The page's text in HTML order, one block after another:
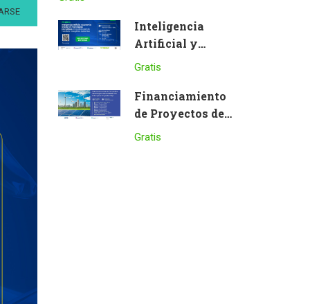
Componente Virtual
Inteligencia
Artificial y
Economía Circular
Energéticas:
Innovación para
la Transición
Gratis
Financiamiento
de Proyectos de
Energías
Gratis